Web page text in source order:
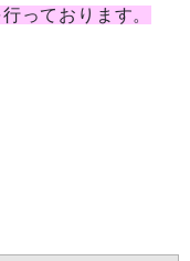
っております。